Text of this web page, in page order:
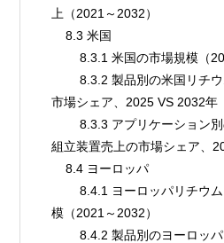
上（2021～2032）
    8.3 米国
8.3.1 米国の市場規模
        8.3.2 製品別の米国リチウム電池組立装置売上
市場シェア、2025 VS 2032年
        8.3.3 アプリケーション別の米国リチウム電池
組立装置売上の市場シェア、
    8.4 ヨーロッパ
        8.4.1 ヨーロッパリチウム電池組立装置市場規
模（2021～2032）
        8.4.2 製品別のヨーロッパリチウム電池組立装